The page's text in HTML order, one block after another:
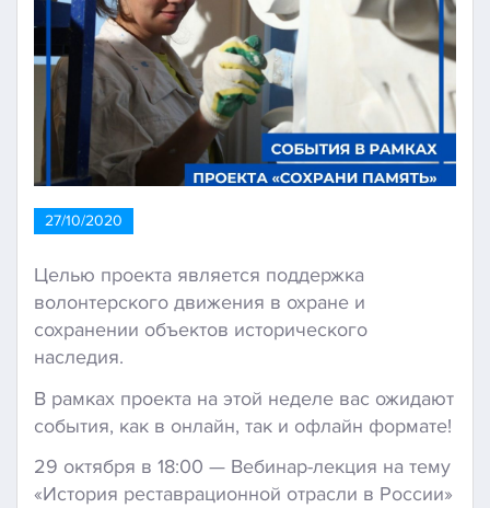
27/10/2020
Целью проекта является поддержка
волонтерского движения в охране и
сохранении объектов исторического
наследия.
В рамках проекта на этой неделе вас ожидают
события, как в онлайн, так и офлайн формате!
29 октября в 18:00 — Вебинар-лекция на тему
«История реставрационной отрасли в России»